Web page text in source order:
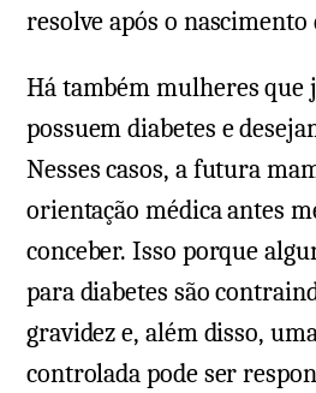
resolve após o nascimento
Há também mulheres que
possuem diabetes e
Nesses casos, a futura
orientação médica antes
conceber. Isso porque
para diabetes são
gravidez e, além disso,
controlada pode ser